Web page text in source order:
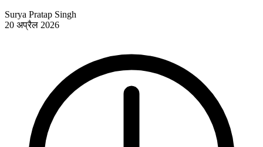
Surya Pratap Singh
20 अप्रैल 2026